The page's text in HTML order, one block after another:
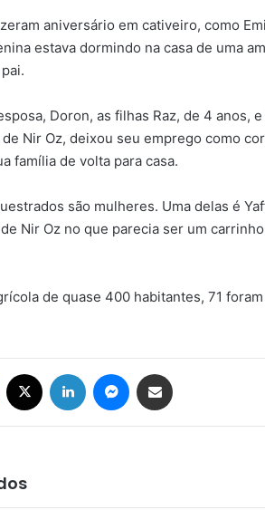
aniversário em cativeiro, como
estava dormindo na casa de uma
Doron, as filhas Raz, de 4 anos,
Nir Oz, deixou seu emprego como
família de volta para casa.
são mulheres. Uma delas é
Nir Oz no que parecia ser um
de quase 400 habitantes, 71
Facebook Linkedin Messenger